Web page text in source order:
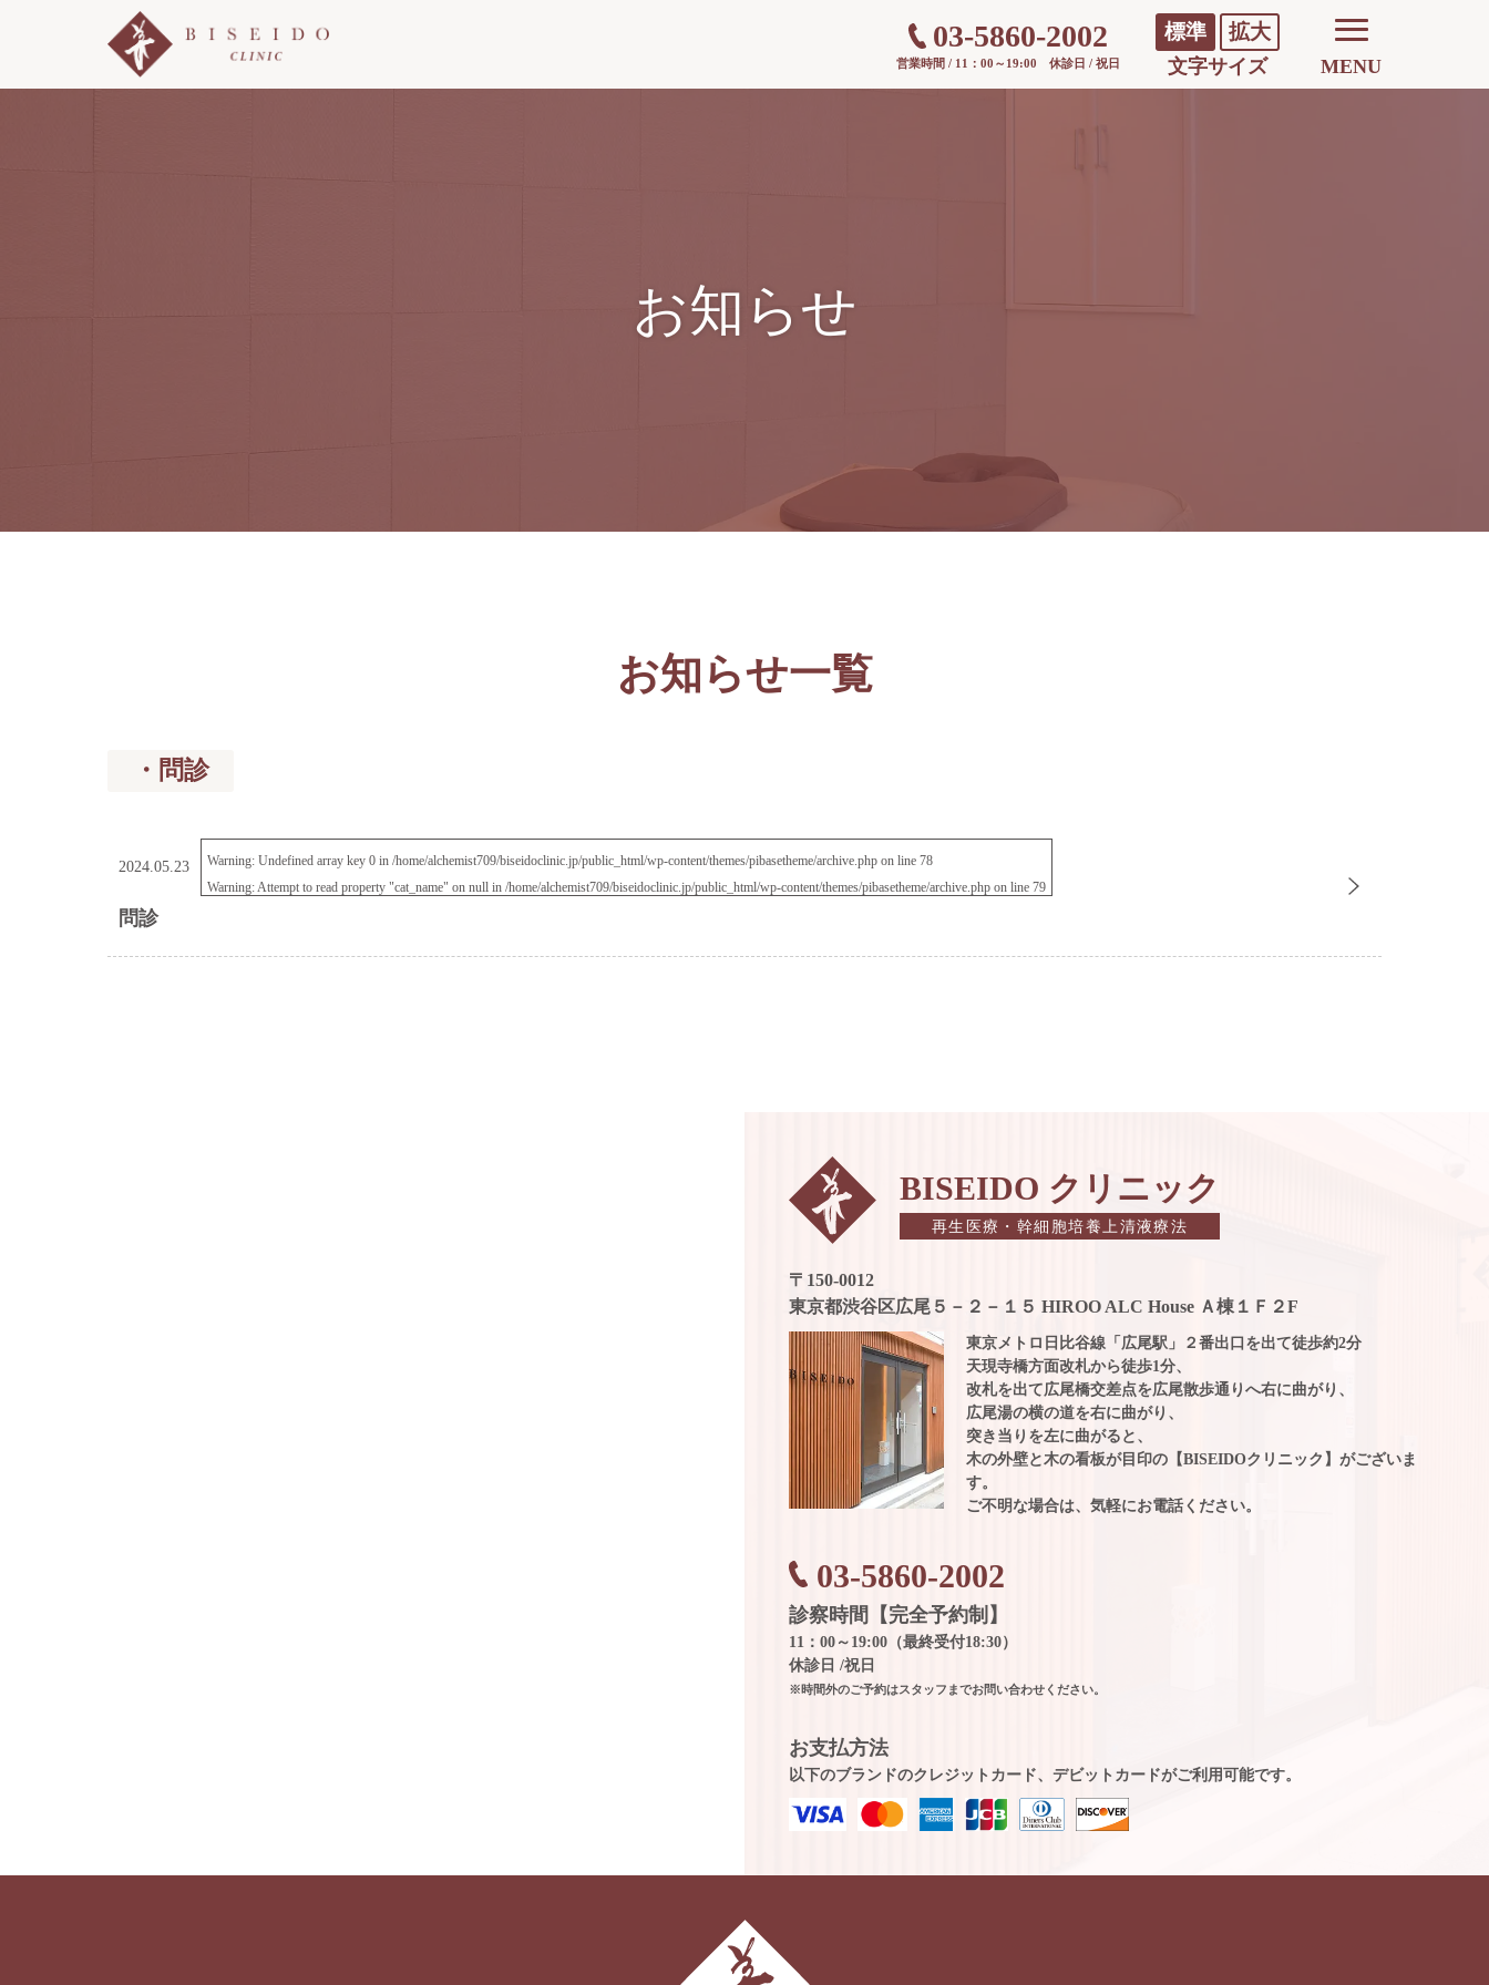
03-5860-2002
営業時間 / 11：00～19:00 休診日 / 祝日 文字サイズ
標準 拡大
MENU
メニュー・料金表
よくあるご質問
お知らせ
お知らせ一覧
・問診
2024.05.23 Warning: Undefined array key 0 in /home/alchemist709/biseidoclinic.jp/public_html/wp-content/themes/pibasetheme/archive.php on line 78
Warning: Attempt to read property "cat_name" on null in /home/alchemist709/biseidoclinic.jp/public_html/wp-content/themes/pibasetheme/archive.php on line 79
問診
BISEIDO クリニック
再生医療・幹細胞培養上清液療法
〒150-0012
東京都渋谷区広尾５－２－１５ HIROO ALC House Ａ棟１Ｆ２F
東京メトロ日比谷線「広尾駅」２番出口を出て徒歩約2分
天現寺橋方面改札から徒歩1分、
改札を出て広尾橋交差点を広尾散歩通りへ右に曲がり、
広尾湯の横の道を右に曲がり、
突き当りを左に曲がると、
木の外壁と木の看板が目印の【BISEIDOクリニック】がございま
す。
ご不明な場合は、気軽にお電話ください。
03-5860-2002
診察時間【完全予約制】
11：00～19:00（最終受付18:30）
休診日 /祝日
※時間外のご予約はスタッフまでお問い合わせください。
お支払方法
以下のブランドのクレジットカード、デビットカードがご利用可能です。